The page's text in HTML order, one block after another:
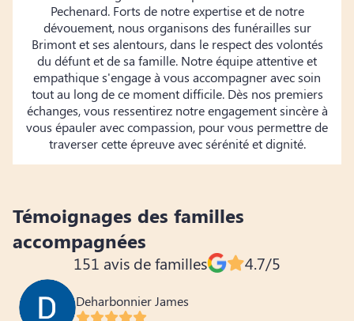
Pechenard. Forts de notre expertise et de notre
dévouement, nous organisons des funérailles sur
Brimont et ses alentours, dans le respect des volontés
du défunt et de sa famille. Notre équipe attentive et
empathique s'engage à vous accompagner avec soin
tout au long de ce moment difficile. Dès nos premiers
échanges, vous ressentirez notre engagement sincère à
vous épauler avec compassion, pour vous permettre de
traverser cette épreuve avec sérénité et dignité.
Témoignages des familles
accompagnées
151 avis de familles 4.7/5
Deharbonnier James